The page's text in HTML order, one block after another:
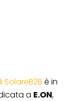
è in
a E.ON,